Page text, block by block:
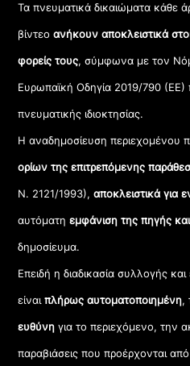
Τα πνευματικά δικαιώματα κάθε
βίντεοανήκουν αποκλειστικά
φορείς τους, σύμφωνα με τον
Ευρωπαϊκή Οδηγία 2019/790 (ΕΕ)
πνευματικής ιδιοκτησίας.
Η αναδημοσίευση περιεχομένου
ορίων της επιτρεπόμενης
Ν. 2121/1993), αποκλειστικά για
αυτόματηεμφάνιση της πηγής
δημοσίευμα.
Επειδή η διαδικασία συλλογής
είναιπλήρως αυτοματοποιημένη,
ευθύνη για το περιεχόμενο, την
παραβιάσεις που προέρχονται από